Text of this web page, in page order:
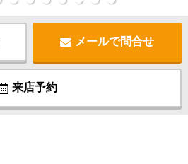
メールで問合せ
来店予約